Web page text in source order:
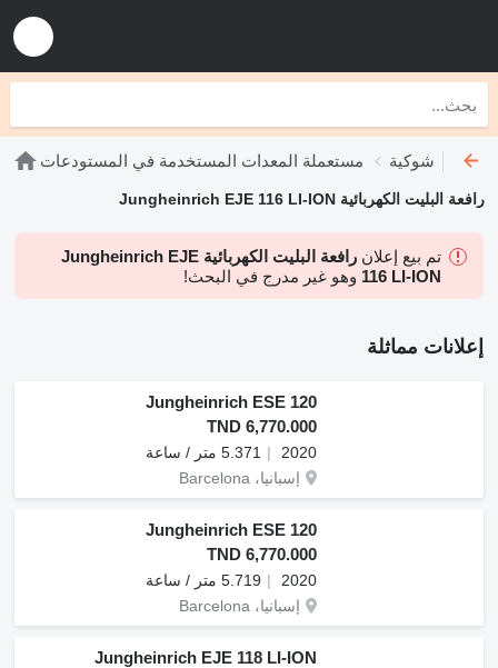
مستعملة المعدات المستخدمة في المستودعات رافعات شوكية
رافعة البليت الكهربائية Jungheinrich EJE 116 LI-ION
تم بيع إعلان
رافعة البليت الكهربائية Jungheinrich EJE
116 LI-ION وهو غير مدرج في البحث!
إعلانات مماثلة
Jungheinrich ESE 120
TND 6,770.000
2020
5.371 متر / ساعة
إسبانيا، Barcelona
Jungheinrich ESE 120
TND 6,770.000
2020
5.719 متر / ساعة
إسبانيا، Barcelona
Jungheinrich EJE 118 LI-ION